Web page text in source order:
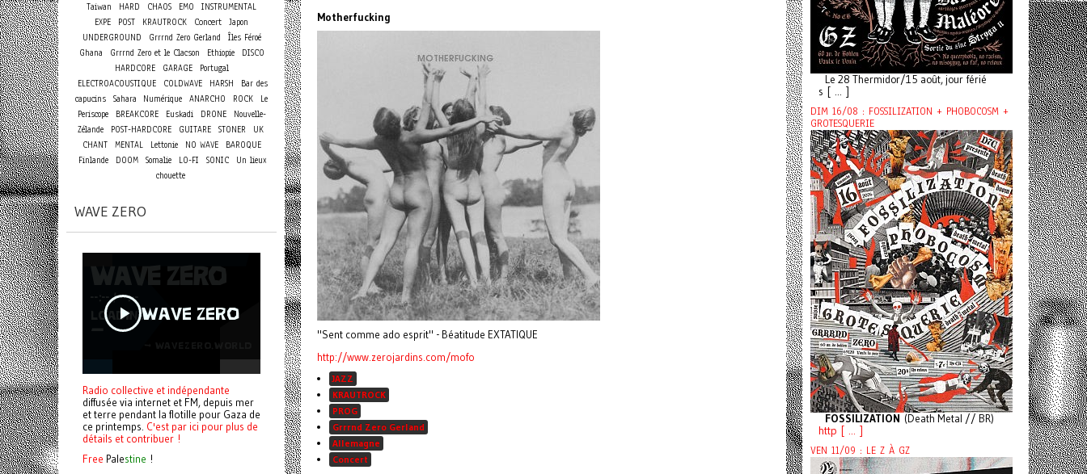
Motherfucking
"Sent comme ado esprit" - Béatitude EXTATIQUE
http://www.zerojardins.com/mofo
JAZZ
KRAUTROCK
PROG
Grrrnd Zero Gerland
Allemagne
Concert
Taiwan
HARD CHAOS EMO
INSTRUMENTAL
EXPE
POST KRAUTROCK Concert Japon
UNDERGROUND
Grrrnd Zero Gerland
Îles Féroé
Ghana
Grrrnd Zero et le Clacson Ethiopie
DISCO
HARDCORE
GARAGE
Portugal
ELECTROACOUSTIQUE
COLDWAVE HARSH
Bar des
capucins Sahara Numérique ANARCHO ROCK
Le
Periscope
BREAKCORE Euskadi DRONE
Nouvelle-
Zélande
POST-HARDCORE GUITARE STONER
UK
CHANT
MENTAL Lettonie NO WAVE
BAROQUE
Finlande
DOOM Somalie LO-FI SONIC
Un lieux
chouette
WAVE ZERO
Radio collective et indépendante
diffusée via internet et FM, depuis mer
et terre pendant la flotille pour Gaza de
ce printemps. C'est par ici pour plus de
détails et contribuer !
Free Palestine !
Le 28 Thermidor/15 août, jour férié
s [ ... ]
DIM 16/08 : FOSSILIZATION + PHOBOCOSM +
GROTESQUERIE
FOSSILIZATION (Death Metal // BR)
http [ ... ]
VEN 11/09 : LE Z À GZ